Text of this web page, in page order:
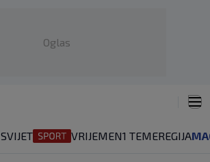
Oglas
SVIJET VRIJEMEN1 TEMEREGIJA